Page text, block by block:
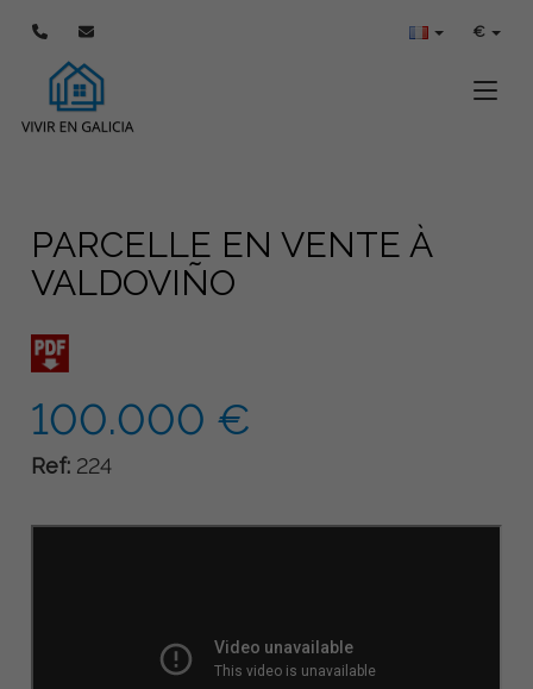
€
PARCELLE EN VENTE À
VALDOVIÑO
100.000 €
Ref: 224